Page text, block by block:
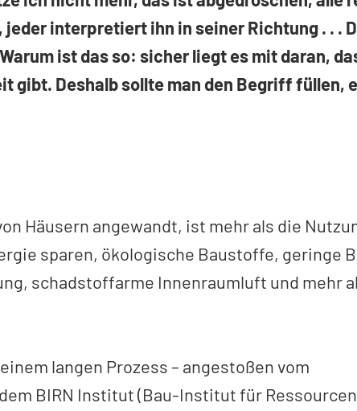
interpretiert ihn in seiner Richtung . . .
ist das so: sicher liegt es mit daran,
Deshalb sollte man den Begriff füllen,
Häusern angewandt, ist mehr als die
sparen, ökologische Baustoffe, geringe
schadstoffarme Innenraumluft und mehr
langen Prozess – angestoßen vom
BIRN Institut (Bau-Institut für